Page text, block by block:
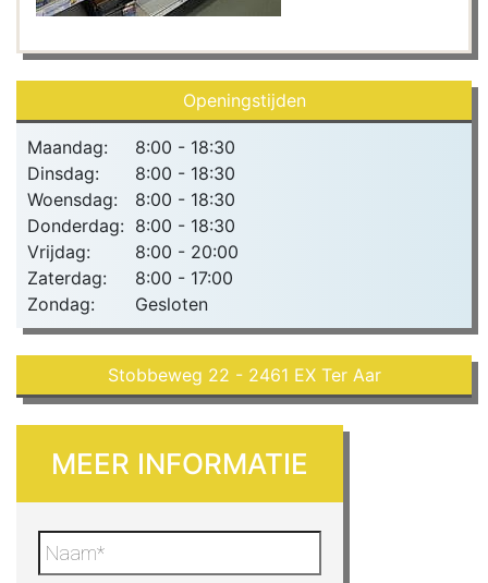
Openingstijden
Maandag:
8:00 - 18:30
Dinsdag:
8:00 - 18:30
Woensdag:
8:00 - 18:30
Donderdag: 8:00 - 18:30
Vrijdag:
8:00 - 20:00
Zaterdag:
8:00 - 17:00
Zondag:
Gesloten
Stobbeweg 22 - 2461 EX Ter Aar
MEER INFORMATIE